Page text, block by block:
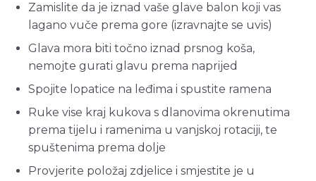
Zamislite da je iznad vaše glave balon koji vas
lagano vuče prema gore (izravnajte se uvis)
Glava mora biti točno iznad prsnog koša,
nemojte gurati glavu prema naprijed
Spojite lopatice na leđima i spustite ramena
Ruke vise kraj kukova s dlanovima okrenutima
prema tijelu i ramenima u vanjskoj rotaciji, te
spuštenima prema dolje
Provjerite položaj zdjelice i smjestite je u